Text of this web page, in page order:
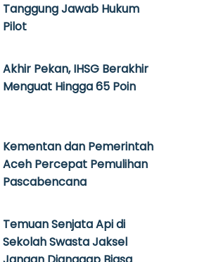
Tanggung Jawab Hukum
Pilot
Akhir Pekan, IHSG Berakhir
Menguat Hingga 65 Poin
Kementan dan Pemerintah
Aceh Percepat Pemulihan
Pascabencana
Temuan Senjata Api di
Sekolah Swasta Jaksel